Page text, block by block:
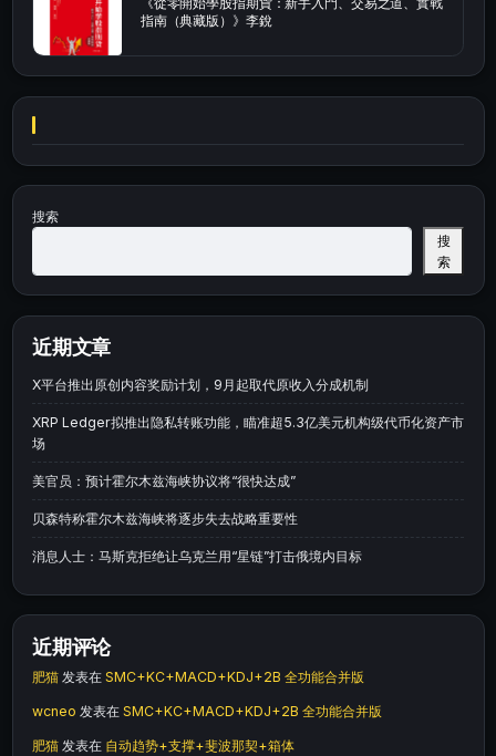
指南（典藏版）》李銳
搜索
搜
索
近期文章
X平台推出原创内容奖励计划，9月起取代原收入分成机制
XRP Ledger拟推出隐私转账功能，瞄准超5.3亿美元机构级代币化资产市
场
美官员：预计霍尔木兹海峡协议将“很快达成”
贝森特称霍尔木兹海峡将逐步失去战略重要性
消息人士：马斯克拒绝让乌克兰用“星链”打击俄境内目标
近期评论
肥猫 发表在 SMC+KC+MACD+KDJ+2B 全功能合并版
wcneo 发表在 SMC+KC+MACD+KDJ+2B 全功能合并版
肥猫 发表在 自动趋势+支撑+斐波那契+箱体